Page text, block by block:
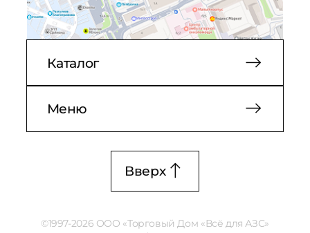
Каталог
Меню
Вверх
©1997-2026 ООО «Торговый Дом «Всё для АЗС»